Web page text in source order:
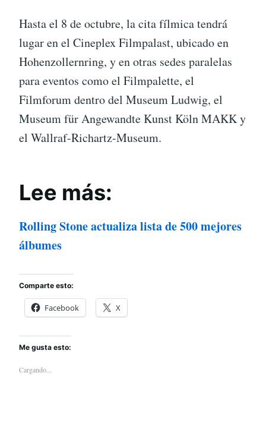
Hasta el 8 de octubre, la cita fílmica tendrá
lugar en el Cineplex Filmpalast, ubicado en
Hohenzollernring, y en otras sedes paralelas
para eventos como el Filmpalette, el
Filmforum dentro del Museum Ludwig, el
Museum für Angewandte Kunst Köln MAKK y
el Wallraf-Richartz-Museum.
Lee más:
Rolling Stone actualiza lista de 500 mejores
álbumes
Comparte esto:
Facebook X
Me gusta esto:
Cargando...